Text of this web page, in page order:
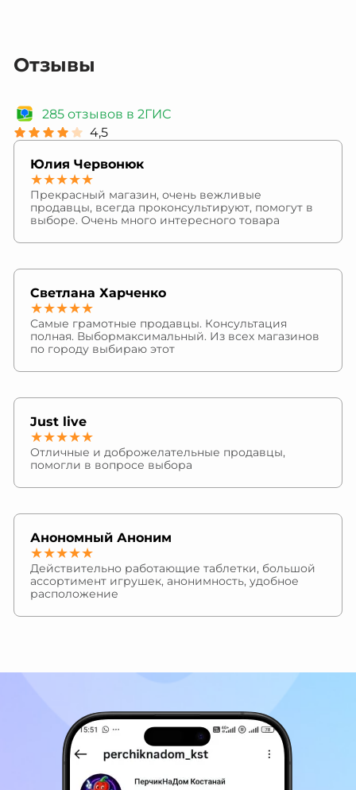
Отзывы
285 отзывов в 2ГИС
4,5
Юлия Червонюк
★★★★★
Прекрасный магазин, очень вежливые
продавцы, всегда проконсультируют, помогут в
выборе. Очень много интересного товара
Светлана Харченко
★★★★★
Самые грамотные продавцы. Консультация
полная. Выбормаксимальный. Из всех магазинов
по городу выбираю этот
Just live
★★★★★
Отличные и доброжелательные продавцы,
помогли в вопросе выбора
Анономный Аноним
★★★★★
Действительно работающие таблетки, большой
ассортимент игрушек, анонимность, удобное
расположение